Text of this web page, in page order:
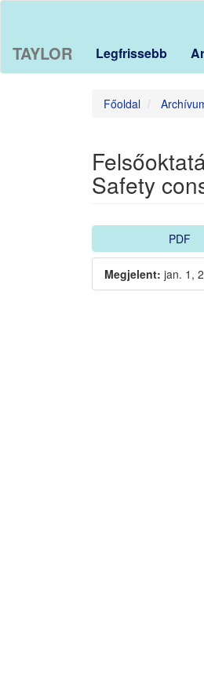
Content
Sidebar
TAYLOR Legfrissebb
Főoldal
Safety
Article
Sidebar
PDF
Megjelent: jan. 1,